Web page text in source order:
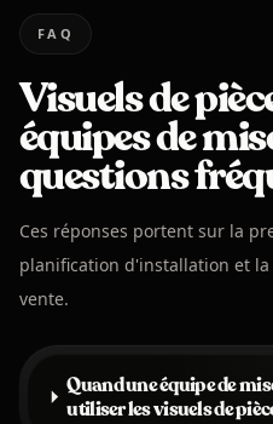
FAQ
Visuels de
équipes de
questions
Ces réponses portent sur la
planification d'installation et
vente.
Quand une équipe de
utiliser les visuels de